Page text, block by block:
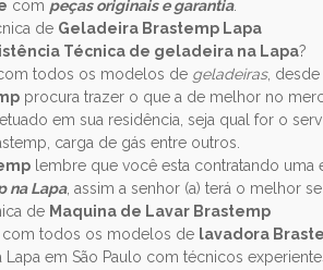
com peças originais e garantia.
de Geladeira Brastemp Lapa
Técnica de geladeira na Lapa?
todos os modelos de geladeiras,
procura trazer o que a de melhor no
em sua residência, seja qual for o
carga de gás entre outros.
lembre que você esta contratando uma
na Lapa, assim a senhor (a) terá o melhor
de Maquina de Lavar Brastemp
com todos os modelos de lavadora
Lapa em São Paulo com técnicos